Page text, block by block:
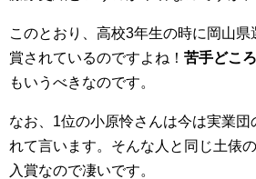
このとおり、高校3年生の時に岡山県
賞されているのですよね！ 苦手どこ
もいうべきなのです。
なお、1位の小原怜さんは今は実業団
れて言います。そんな人と同じ土俵
入賞なので凄いです。